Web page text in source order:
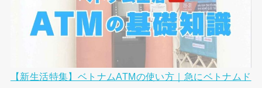
【新生活特集】ベトナムATMの使い方｜急にベトナムド